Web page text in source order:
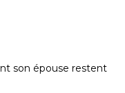
son épouse restent